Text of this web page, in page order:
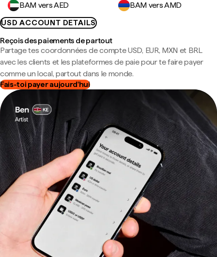
BAM vers AED
BAM vers AMD
USD ACCOUNT DETAILS
Reçois des paiements de partout
Partage tes coordonnées de compte USD, EUR, MXN et BRL
avec les clients et les plateformes de paie pour te faire payer
comme un local, partout dans le monde.
Fais-toi payer aujourd'hui